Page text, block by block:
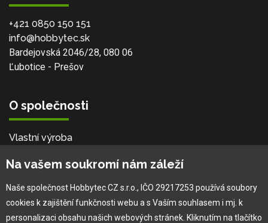
+421 0850 150 151
info@hobbytec.sk
Bardejovská 2046/28, 080 06
Ľubotice - Prešov
O společnosti
Vlastní výroba
O nás
Pro zákazníka
Na vašem soukromí nám záleží
Naše společnost Hobbytec CZ s.r.o., IČO 29217253 používá soubory
cookies k zajištění funkčnosti webu a s Vaším souhlasem i mj. k
personalizaci obsahu našich webových stránek. Kliknutím na tlačítko